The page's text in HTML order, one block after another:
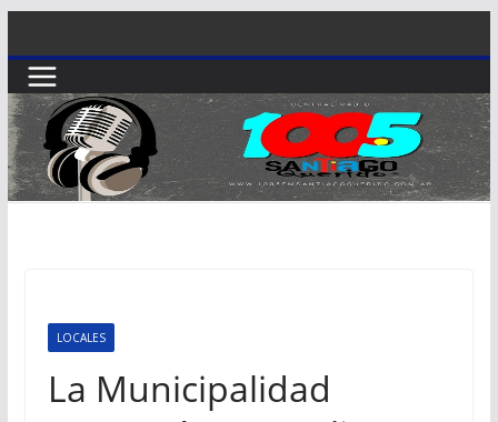
al
contenido
LOCALES
La Municipalidad